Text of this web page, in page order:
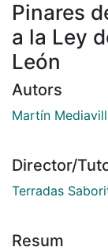
Pinares
a la Ley
León
Autors
Martín
Director/
Terradas
Resum